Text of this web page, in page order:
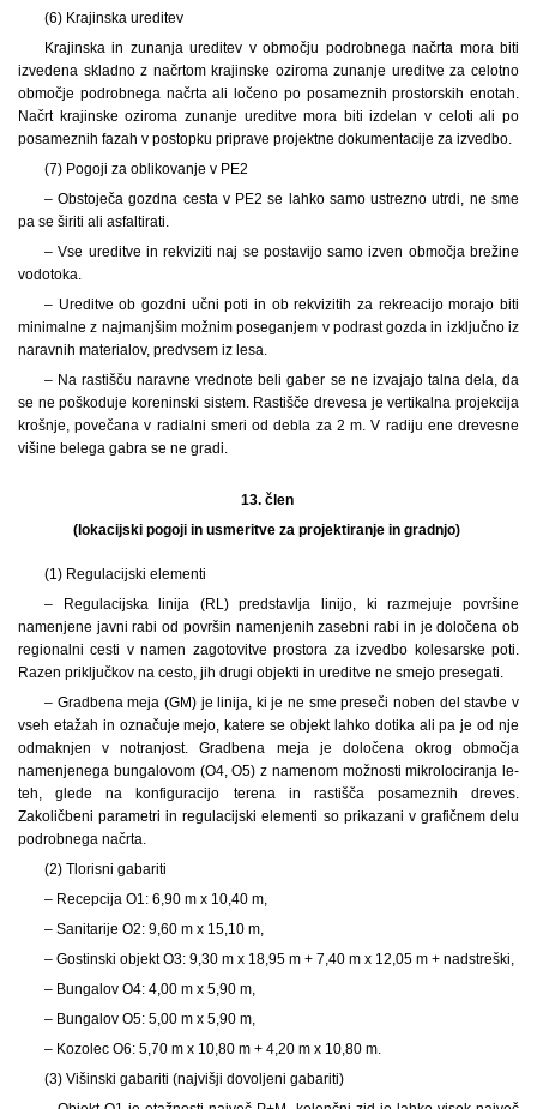
(6) Krajinska ureditev
Krajinska in zunanja ureditev v območju podrobnega načrta mora biti
izvedena skladno z načrtom krajinske oziroma zunanje ureditve za celotno
območje podrobnega načrta ali ločeno po posameznih prostorskih enotah.
Načrt krajinske oziroma zunanje ureditve mora biti izdelan v celoti ali po
posameznih fazah v postopku priprave projektne dokumentacije za izvedbo.
(7) Pogoji za oblikovanje v PE2
– Obstoječa gozdna cesta v PE2 se lahko samo ustrezno utrdi, ne sme
pa se širiti ali asfaltirati.
– Vse ureditve in rekviziti naj se postavijo samo izven območja brežine
vodotoka.
– Ureditve ob gozdni učni poti in ob rekvizitih za rekreacijo morajo biti
minimalne z najmanjšim možnim poseganjem v podrast gozda in izključno iz
naravnih materialov, predvsem iz lesa.
– Na rastišču naravne vrednote beli gaber se ne izvajajo talna dela, da
se ne poškoduje koreninski sistem. Rastišče drevesa je vertikalna projekcija
krošnje, povečana v radialni smeri od debla za 2 m. V radiju ene drevesne
višine belega gabra se ne gradi.
13. člen
(lokacijski pogoji in usmeritve za projektiranje in gradnjo)
(1) Regulacijski elementi
– Regulacijska linija (RL) predstavlja linijo, ki razmejuje površine
namenjene javni rabi od površin namenjenih zasebni rabi in je določena ob
regionalni cesti v namen zagotovitve prostora za izvedbo kolesarske poti.
Razen priključkov na cesto, jih drugi objekti in ureditve ne smejo presegati.
– Gradbena meja (GM) je linija, ki je ne sme preseči noben del stavbe v
vseh etažah in označuje mejo, katere se objekt lahko dotika ali pa je od nje
odmaknjen v notranjost. Gradbena meja je določena okrog območja
namenjenega bungalovom (O4, O5) z namenom možnosti mikrolociranja le-
teh, glede na konfiguracijo terena in rastišča posameznih dreves.
Zakoličbeni parametri in regulacijski elementi so prikazani v grafičnem delu
podrobnega načrta.
(2) Tlorisni gabariti
– Recepcija O1: 6,90 m x 10,40 m,
– Sanitarije O2: 9,60 m x 15,10 m,
– Gostinski objekt O3: 9,30 m x 18,95 m + 7,40 m x 12,05 m + nadstreški,
– Bungalov O4: 4,00 m x 5,90 m,
– Bungalov O5: 5,00 m x 5,90 m,
– Kozolec O6: 5,70 m x 10,80 m + 4,20 m x 10,80 m.
(3) Višinski gabariti (najvišji dovoljeni gabariti)